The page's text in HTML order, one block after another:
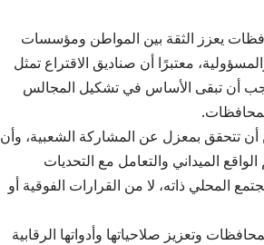
يعزز الثقة بين المواطن ومؤسسات
معتبرًا أن صناديق الاقتراع تمثل
يجب أن تبقى الأساس في تشكيل المجالس
أن تتحقق بمعزل عن المشاركة الشعبية، وأن
الميداني والتعامل مع التحديات
المحلي ذاته، لا من القرارات الفوقية أو
وتعزيز صلاحياتها وأدواتها الرقابية